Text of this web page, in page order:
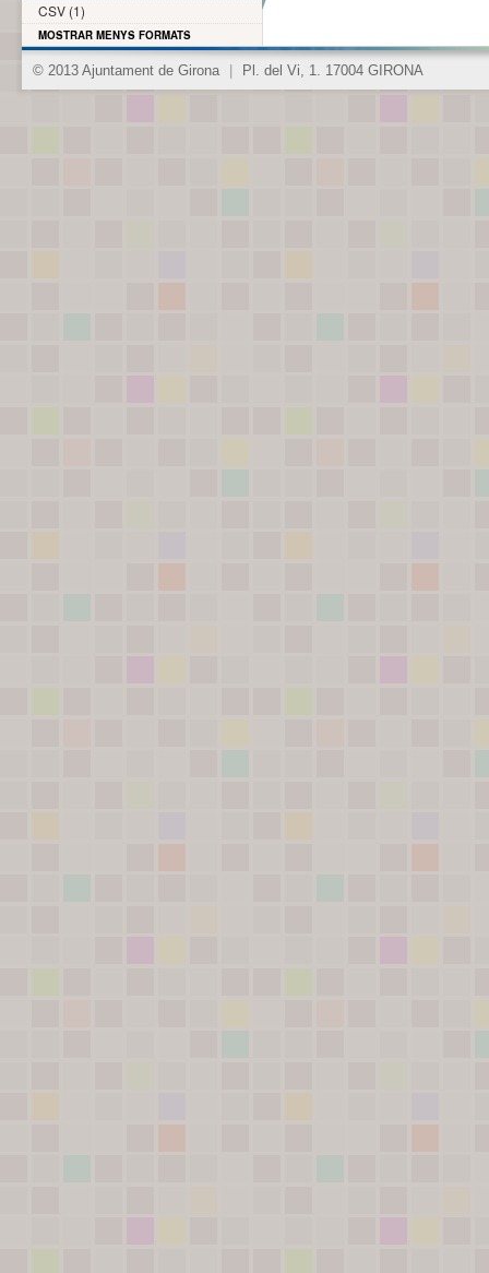
CSV (1)
MOSTRAR MENYS FORMATS
© 2013 Ajuntament de Girona Pl. del Vi, 1. 17004 GIRONA